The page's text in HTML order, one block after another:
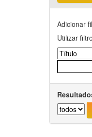
Adicionar
Utilizar